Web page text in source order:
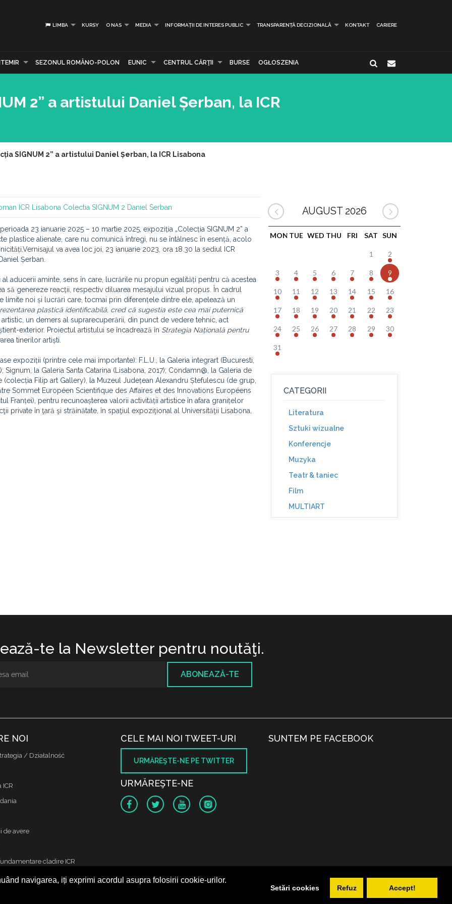
navigarea, iți exprimi acordul asupra folosirii cookie-urilor.
Setări cookies Refuz Accept!
LIMBA KURSY O NAS MEDIA INFORMAȚII DE INTERES PUBLIC TRANSPARENȚĂ DECIZIONALĂ KONTAKT CARIERE
SEZONUL ROMÂNO-POLON EUNIC CENTRUL CĂRŢII BURSE OGŁOSZENIA
2” a artistului Daniel Șerban, la ICR
SIGNUM 2” a artistului Daniel Șerban, la ICR Lisabona
ICR Lisabona Colectia SIGNUM 2 Daniel Serban
23 ianuarie 2025 – 10 martie 2025, expoziția „Colecția SIGNUM 2” a
plastice alienate, care nu comunică întregi, nu se întâlnesc în esență, acolo
va avea loc joi, 23 ianuarie 2023, ora 18.30 la sediul ICR
Șerban.
aducerii aminte, sens în care, lucrările nu propun egalități pentru că acestea
să genereze reacții, respectiv diluarea mesajului vizual propus. În cadrul
limite noi și lucrări care, tocmai prin diferențele dintre ele, apelează un
plastică identificabilă, cred că sugestia este cea mai puternică
un demers al suprarecuperării, din punct de vedere tehnic, act
exterior. Proiectul artistului se încadrează în Strategia Națională pentru
tinerilor artiști.
expoziții (printre cele mai importante): F.L.U., la Galeria integrart (Bucuresti,
Signum, la Galeria Santa Catarina (Lisabona, 2017); Condamn@, la Galeria de
(colecția Filip art Gallery), la Muzeul Județean Alexandru Ștefulescu (de grup,
Sommet Européen Scientifique des Affaires et des Innovations Européens
Franței), pentru recunoașterea valorii activității artistice în afara granițelor
private în ţară şi străinătate, în spaţiul expoziţional al Universităţii Lisabona,
AUGUST 2026
MON TUE WED THU FRI SAT SUN
1 2
3 4 5 6 7 8 9
10 11 12 13 14 15 16
17 18 19 20 21 22 23
24 25 26 27 28 29 30
31
CATEGORII
Literatura
Sztuki wizualne
Konferencje
Muzyka
Teatr & taniec
Film
MULTIART
te la Newsletter pentru noutăţi.
ABONEAZĂ-TE
NOI
/ Działalność
ICR
de avere
cladire ICR
CELE MAI NOI TWEET-URI
URMĂREŞTE-NE PE TWITTER
URMĂREŞTE-NE
SUNTEM PE FACEBOOK